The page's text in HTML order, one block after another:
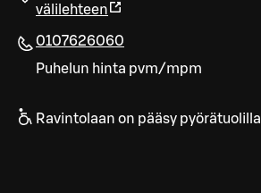
välilehteen
0107626060
Puhelun hinta pvm/mpm
Ravintolaan on pääsy pyörätuolilla